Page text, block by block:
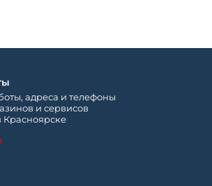
адреса и телефоны
и сервисов
Красноярске